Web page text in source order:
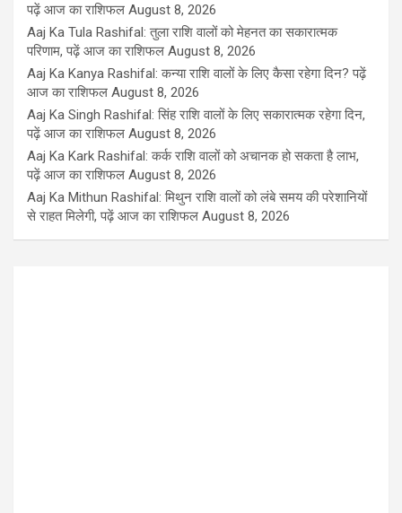
पढ़ें आज का राशिफल August 8, 2026
Aaj Ka Tula Rashifal: तुला राशि वालों को मेहनत का सकारात्मक
परिणाम, पढ़ें आज का राशिफल August 8, 2026
Aaj Ka Kanya Rashifal: कन्या राशि वालों के लिए कैसा रहेगा दिन? पढ़ें
आज का राशिफल August 8, 2026
Aaj Ka Singh Rashifal: सिंह राशि वालों के लिए सकारात्मक रहेगा दिन,
पढ़ें आज का राशिफल August 8, 2026
Aaj Ka Kark Rashifal: कर्क राशि वालों को अचानक हो सकता है लाभ,
पढ़ें आज का राशिफल August 8, 2026
Aaj Ka Mithun Rashifal: मिथुन राशि वालों को लंबे समय की परेशानियों
से राहत मिलेगी, पढ़ें आज का राशिफल August 8, 2026